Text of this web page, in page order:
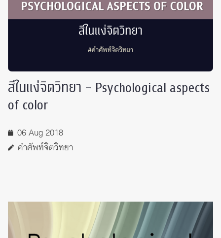
สีในแง่จิตวิทยา – Psychological aspects
of color
06 Aug 2018
คำศัพท์จิตวิทยา